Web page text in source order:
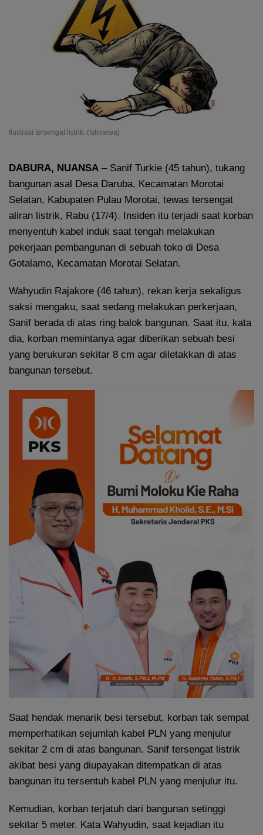
Ilustrasi tersengat listrik. (Istimewa)
DABURA, NUANSA – Sanif Turkie (45 tahun), tukang
bangunan asal Desa Daruba, Kecamatan Morotai
Selatan, Kabupaten Pulau Morotai, tewas tersengat
aliran listrik, Rabu (17/4). Insiden itu terjadi saat korban
menyentuh kabel induk saat tengah melakukan
pekerjaan pembangunan di sebuah toko di Desa
Gotalamo, Kecamatan Morotai Selatan.
Wahyudin Rajakore (46 tahun), rekan kerja sekaligus
saksi mengaku, saat sedang melakukan perkerjaan,
Sanif berada di atas ring balok bangunan. Saat itu, kata
dia, korban memintanya agar diberikan sebuah besi
yang berukuran sekitar 8 cm agar diletakkan di atas
bangunan tersebut.
Saat hendak menarik besi tersebut, korban tak sempat
memperhatikan sejumlah kabel PLN yang menjulur
sekitar 2 cm di atas bangunan. Sanif tersengat listrik
akibat besi yang diupayakan ditempatkan di atas
bangunan itu tersentuh kabel PLN yang menjulur itu.
Kemudian, korban terjatuh dari bangunan setinggi
sekitar 5 meter. Kata Wahyudin, saat kejadian itu